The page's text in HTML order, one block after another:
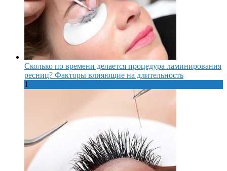
Сколько по времени делается процедура ламинирования
ресниц? Факторы влияющие на длительность
1